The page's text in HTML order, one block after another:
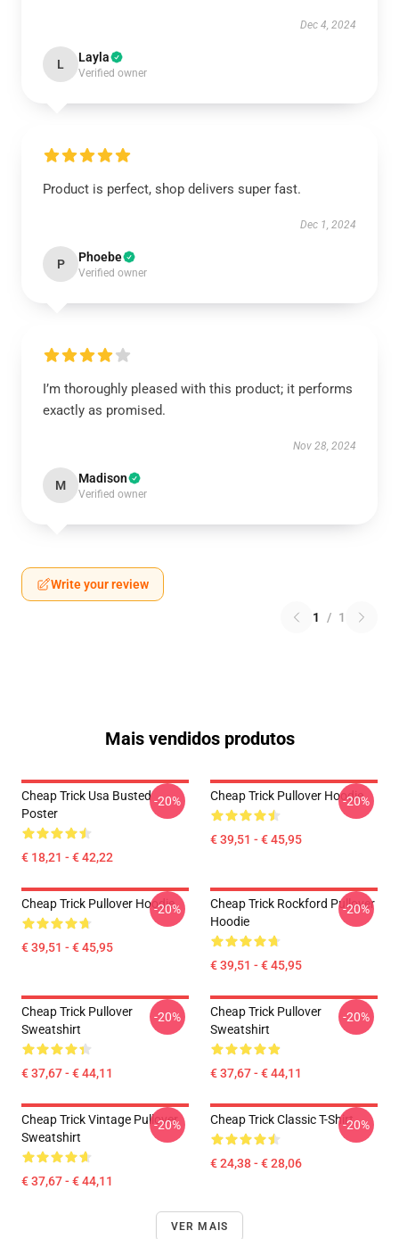
Dec 4, 2024
L Layla
Verified owner
Product is perfect, shop delivers super fast.
Dec 1, 2024
P Phoebe
Verified owner
I’m thoroughly pleased with this product; it performs
exactly as promised.
Nov 28, 2024
M Madison
Verified owner
Write your review
1 / 1
Mais vendidos produtos
Cheap Trick Usa Busted
Poster
€ 18,21 - € 42,22
-20% Cheap Trick Pullover Hoodie
€ 39,51 - € 45,95
-20%
Cheap Trick Pullover Hoodie
€ 39,51 - € 45,95
-20%
Cheap Trick Rockford Pullover
Hoodie
€ 39,51 - € 45,95
-20%
Cheap Trick Pullover
Sweatshirt
€ 37,67 - € 44,11
-20%
Cheap Trick Pullover
Sweatshirt
€ 37,67 - € 44,11
-20%
Cheap Trick Vintage Pullover
Sweatshirt
€ 37,67 - € 44,11
-20% Cheap Trick Classic T-Shirt
€ 24,38 - € 28,06
-20%
VER MAIS